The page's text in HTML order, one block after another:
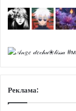
Реклама: